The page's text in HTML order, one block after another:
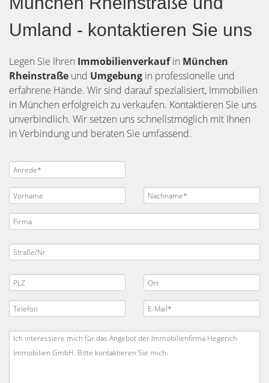
Umland - kontaktieren Sie uns
Legen Sie Ihren Immobilienverkaufin München
Rheinstraße und Umgebung in professionelle und
erfahrene Hände. Wir sind darauf spezialisiert, Immobilien
in München erfolgreich zu verkaufen. Kontaktieren Sie uns
unverbindlich. Wir setzen uns schnellstmöglich mit Ihnen
in Verbindung und beraten Sie umfassend.